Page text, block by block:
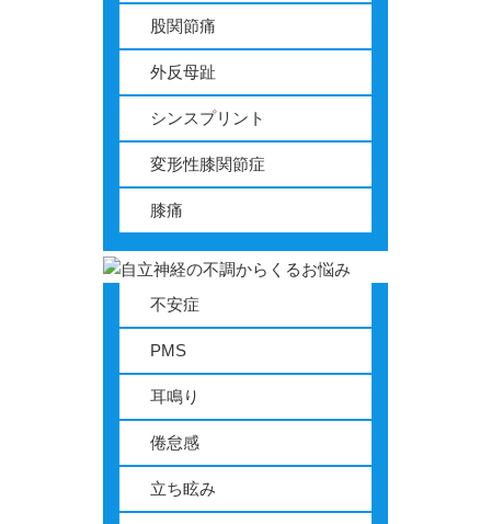
股関節痛
外反母趾
シンスプリント
変形性膝関節症
膝痛
不安症
PMS
耳鳴り
倦怠感
立ち眩み